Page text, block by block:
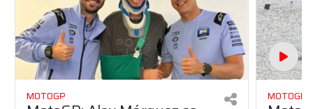
MOTOGP MOTOGP